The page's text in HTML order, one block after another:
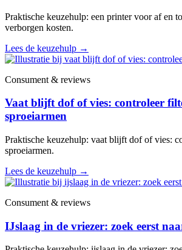
Praktische keuzehulp: een printer voor af en
verborgen kosten.
Lees de keuzehulp →
Consument & reviews
Vaat blijft dof of vies: controleer
sproeiarmen
Praktische keuzehulp: vaat blijft dof of vies:
sproeiarmen.
Lees de keuzehulp →
Consument & reviews
IJslaag in de vriezer: zoek eerst